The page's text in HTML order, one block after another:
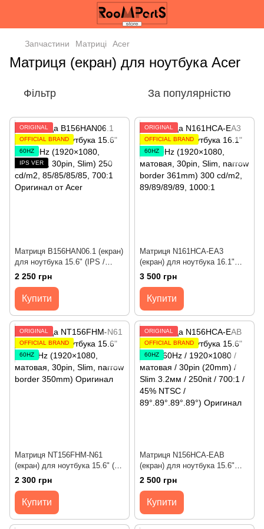
Запчастини Матриці Acer
Матриця (екран) для ноутбука Acer
Фільтр За популярністю
ORIGINAL
OFFICIAL BRAND
60HZ
IPS VER
Матриця B156HAN06.1 (екран)
для ноутбука 15.6" (IPS /
60Hz / 1920х1080 / матова /
30pin (20mm) / Slim з вушками
/ 250nit / 700:1 / 45% NTSC /
85°.85°.85°.85°.85°.) Оригінал
2 250 грн
Купити
ORIGINAL
OFFICIAL BRAND
60HZ
Матриця N161HCA-EA3
(екран) для ноутбука 16.1"
IPS 60Hz (1920×1080, матова,
30pin, Slim, narrow border
361mm) 300 cd/m2,
89/89/89/89, 1000:1
3 500 грн
Купити
ORIGINAL
OFFICIAL BRAND
60HZ
Матриця NT156FHM-N61
(екран) для ноутбука 15.6" (TN
/ 60Hz / 1920×1080 / матовая /
30pin (20mm) / Slim /
дешифратор 28см / 220nit /
500:1 / 45% NTSC /
45°.45°.20°.40°) Оригінал
2 300 грн
Купити
ORIGINAL
OFFICIAL BRAND
60HZ
Матриця N156HCA-EAB
(екран) для ноутбука 15.6"
(IPS / 60Hz / 1920×1080 /
матова / 30pin (20mm) / Slim
3.2мм / дешифратор 28см /
250nit / 700:1 / 45% NTSC /
89°.89°.89°.89°) Оригінал
2 500 грн
Купити